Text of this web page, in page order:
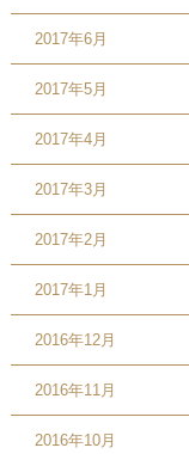
2017年6月
2017年5月
2017年4月
2017年3月
2017年2月
2017年1月
2016年12月
2016年11月
2016年10月